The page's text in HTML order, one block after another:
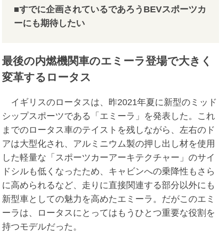
■すでに企画されているであろうBEVスポーツカ
ーにも期待したい
最後の内燃機関車のエミーラ登場で大きく
変革するロータス
イギリスのロータスは、昨2021年夏に新型のミッド
シップスポーツである「エミーラ」を発表した。これ
までのロータス車のテイストを残しながら、左右のド
アは大型化され、アルミニウム製の押し出し材を使用
した軽量な「スポーツカーアーキテクチャー」のサイ
ドシルも低くなったため、キャビンへの乗降性もさら
に高められるなど、走りに直接関連する部分以外にも
新型車としての魅力を高めたエミーラ。だがこのエミ
ーラは、ロータスにとってはもうひとつ重要な役割を
持つモデルだった。